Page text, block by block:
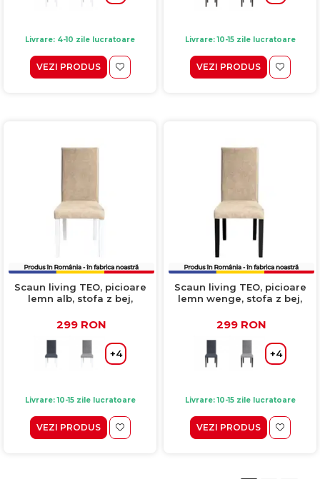
Livrare: 4-10 zile lucratoare
VEZI PRODUS
Livrare: 10-15 zile lucratoare
VEZI PRODUS
Scaun living TEO, picioare
lemn alb, stofa z bej,
299 RON
+4
Livrare: 10-15 zile lucratoare
VEZI PRODUS
Scaun living TEO, picioare
lemn wenge, stofa z bej,
299 RON
+4
Livrare: 10-15 zile lucratoare
VEZI PRODUS